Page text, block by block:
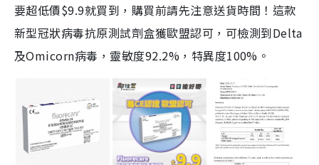
要超低價$9.9就買到，購買前請先注意送貨時間！這款
新型冠狀病毒抗原測試劑盒獲歐盟認可，可檢測到Delta
及Omicorn病毒，靈敏度92.2%，特異度100%。